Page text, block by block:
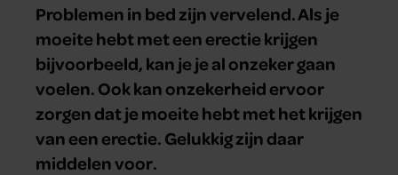
Problemen in bed zijn vervelend. Als je
moeite hebt met een erectie krijgen
bijvoorbeeld, kan je je al onzeker gaan
voelen. Ook kan onzekerheid ervoor
zorgen dat je moeite hebt met het krijgen
van een erectie. Gelukkig zijn daar
middelen voor.